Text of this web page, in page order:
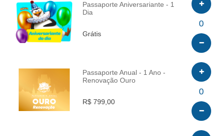
INFO
Passaporte Aniversariante - 1
Dia
Grátis
0
INFO
Passaporte Anual - 1 Ano -
Renovação Ouro
R$ 799,00
0